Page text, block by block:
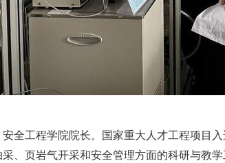
全工程学院院长。国家重大人才工程项目
、页岩气开采和安全管理方面的科研与